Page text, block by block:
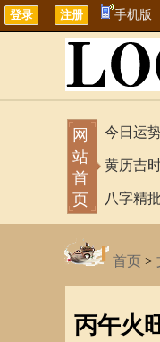
手机版
网
站
首
页
今日运
黄历吉
八字精
首页 >
丙午火